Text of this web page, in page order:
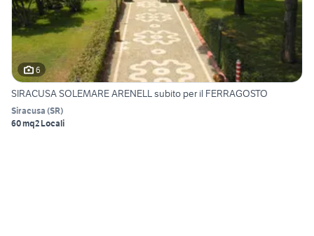
6
SIRACUSA SOLEMARE ARENELL subito per il FERRAGOSTO
Siracusa (SR)
60 mq2 Locali